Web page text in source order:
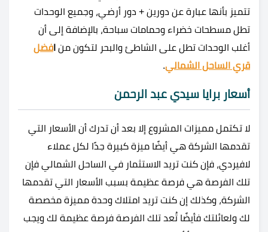
تتميز بأنها عبارة عن دورين + دور أرضي، وجميع الوحدات
تطل مسطحات خضراء وحمامات سباحة، بالإضافة إلى أن
أغلب الوحدات تطل على الشاطئ والبحر لتكون من افضل
قري الساحل الشمالي.
أسعار برايا سيدي عبد الرحمن
لا تكتمل مميزات المشروع إلا بعد أن تدرك أن الأسعار التي
تقدمها الشركة هي أيضًا ميزة كبيرة جدًا لكل عملاء
لافيردي، فإن كنت تريد الاستثمار في الساحل الشمالي فإن
تلك الفرصة هي فرصة عظيمة بسبب الأسعار التي تقدمها
الشركة، وكذلك إن كنت تريد امتلاك وحدة مميزة مخصصة
لك ولعائلتك فأيضًا تُعد تلك الفرصة فرصة عظيمة لك ويجب